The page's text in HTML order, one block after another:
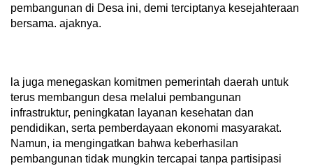
pembangunan di Desa ini, demi terciptanya kesejahteraan
bersama. ajaknya.
la juga menegaskan komitmen pemerintah daerah untuk
terus membangun desa melalui pembangunan
infrastruktur, peningkatan layanan kesehatan dan
pendidikan, serta pemberdayaan ekonomi masyarakat.
Namun, ia mengingatkan bahwa keberhasilan
pembangunan tidak mungkin tercapai tanpa partisipasi